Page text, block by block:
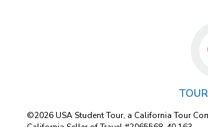
©2026 USA Student Tour, a California Tour